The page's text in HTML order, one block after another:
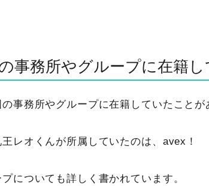
事務所やグループに在籍し
事務所やグループに在籍していたことが
レオくんが所属していたのは、avex！
についても詳しく書かれています。